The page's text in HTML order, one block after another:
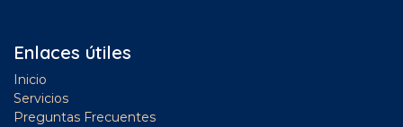
Enlaces útiles
Inicio
Servicios
Preguntas Frecuentes